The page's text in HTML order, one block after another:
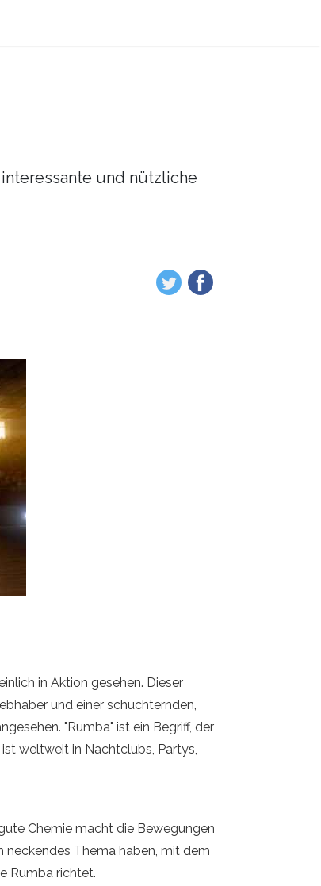
und nützliche
in Aktion gesehen. Dieser
und einer schüchternden,
"Rumba" ist ein Begriff, der
weltweit in Nachtclubs, Partys,
Chemie macht die Bewegungen
neckendes Thema haben, mit dem
Rumba richtet.